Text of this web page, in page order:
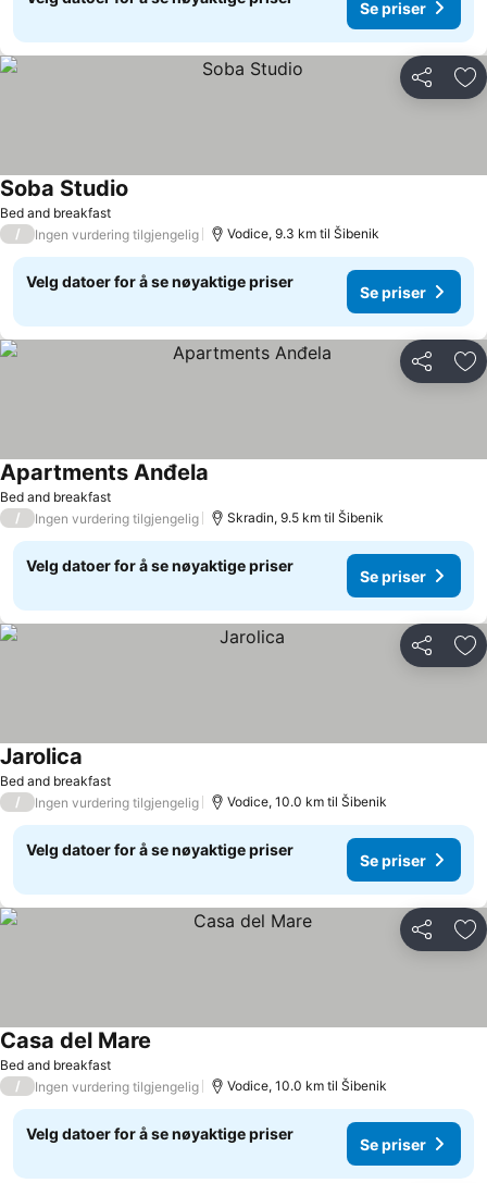
Se priser
Del
Bed and breakfast
Soba Studio
/ Ingen vurdering tilgjengelig Vodice, 9.3 km til Šibenik
Velg datoer for å se nøyaktige priser
Se priser
Del
Bed and breakfast
Apartments Anđela
/ Ingen vurdering tilgjengelig Skradin, 9.5 km til Šibenik
Velg datoer for å se nøyaktige priser
Se priser
Del
Bed and breakfast
Jarolica
/ Ingen vurdering tilgjengelig Vodice, 10.0 km til Šibenik
Velg datoer for å se nøyaktige priser
Se priser
Del
Bed and breakfast
Casa del Mare
/ Ingen vurdering tilgjengelig Vodice, 10.0 km til Šibenik
Velg datoer for å se nøyaktige priser
Se priser